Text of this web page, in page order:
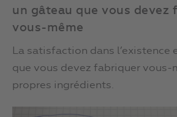
un gâteau que vous devez
vous-même
La satisfaction dans l’existence
que vous devez fabriquer vous-
propres ingrédients.